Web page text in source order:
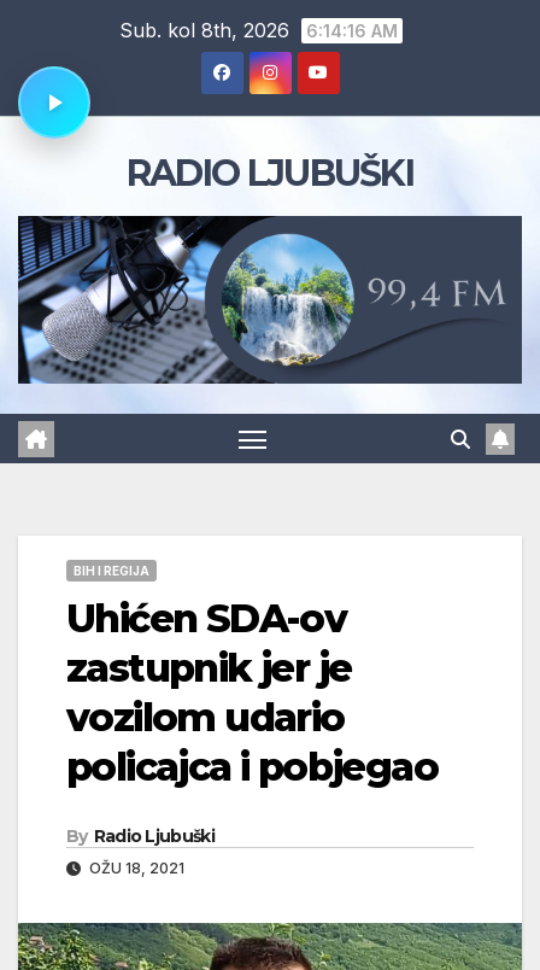
content
Sub. kol 8th, 2026 6:14:17 AM
RADIO LJUBUŠKI
BIH I REGIJA
Uhićen SDA-ov
zastupnik jer je
vozilom udario
policajca i pobjegao
By Radio Ljubuški
OŽU 18, 2021